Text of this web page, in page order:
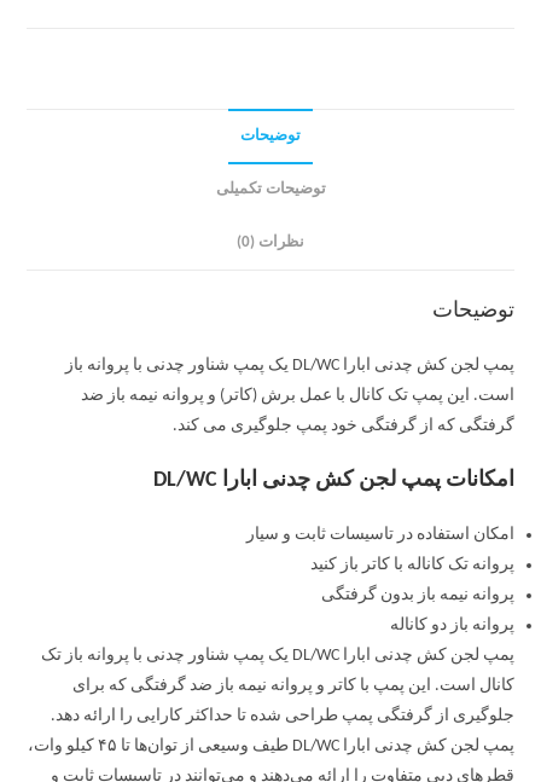
توضیحات
توضیحات تکمیلی
نظرات (0)
توضیحات
پمپ لجن کش چدنی ابارا DL/WC یک پمپ شناور چدنی با پروانه باز
است. این پمپ تک کانال با عمل برش (کاتر) و پروانه نیمه باز ضد
گرفتگی که از گرفتگی خود پمپ جلوگیری می کند.
امکانات پمپ لجن کش چدنی ابارا DL/WC
امکان استفاده در تاسیسات ثابت و سیار
پروانه تک کاناله با کاتر باز کنید
پروانه نیمه باز بدون گرفتگی
پروانه باز دو کاناله
پمپ لجن کش چدنی ابارا DL/WC یک پمپ شناور چدنی با پروانه باز تک
کانال است. این پمپ با کاتر و پروانه نیمه باز ضد گرفتگی که برای
جلوگیری از گرفتگی پمپ طراحی شده تا حداکثر کارایی را ارائه دهد.
پمپ لجن کش چدنی ابارا DL/WC طیف وسیعی از توان‌ها تا ۴۵ کیلو وات،
قطرهای دبی متفاوت را ارائه می‌دهند و می‌توانند در تاسیسات ثابت و